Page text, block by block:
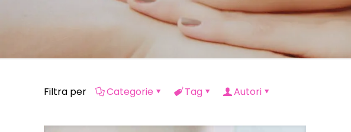
Filtra per Categorie Tag Autori